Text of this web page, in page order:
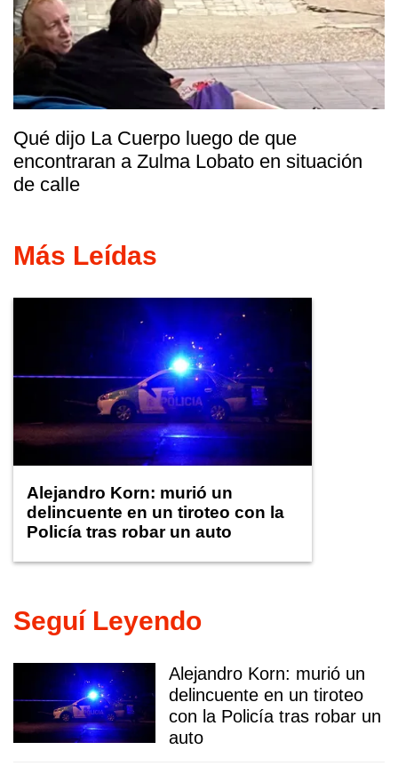
Qué dijo La Cuerpo luego de que
encontraran a Zulma Lobato en situación
de calle
Más Leídas
Alejandro Korn: murió un
delincuente en un tiroteo con la
Policía tras robar un auto
Seguí Leyendo
Alejandro Korn: murió un
delincuente en un tiroteo
con la Policía tras robar un
auto